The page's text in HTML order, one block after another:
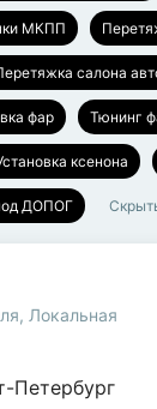
МКПП
салона
фар Тюнинг
ксенона
ДОПОГ
, Локальная
Петербург